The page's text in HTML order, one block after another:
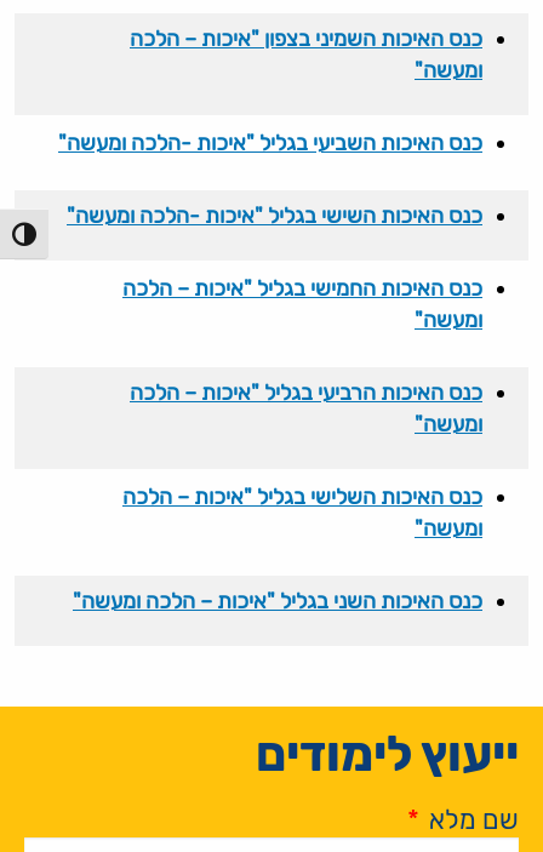
כנס האיכות השמיני בצפון "איכות – הלכה
ומעשה"
כנס האיכות השביעי בגליל "איכות -הלכה ומעשה"
כנס האיכות השישי בגליל "איכות -הלכה ומעשה"
כנס האיכות החמישי בגליל "איכות – הלכה
ומעשה"
כנס האיכות הרביעי בגליל "איכות – הלכה
ומעשה"
כנס האיכות השלישי בגליל "איכות – הלכה
ומעשה"
כנס האיכות השני בגליל "איכות – הלכה ומעשה"
ייעוץ לימודים
שם מלא *